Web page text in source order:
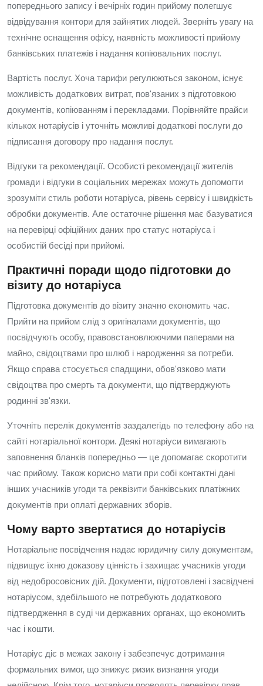
попереднього запису і вечірніх годин прийому полегшує
відвідування контори для зайнятих людей. Зверніть увагу на
технічне оснащення офісу, наявність можливості прийому
банківських платежів і надання копіювальних послуг.
Вартість послуг. Хоча тарифи регулюються законом, існує
можливість додаткових витрат, пов'язаних з підготовкою
документів, копіюванням і перекладами. Порівняйте прайси
кількох нотаріусів і уточніть можливі додаткові послуги до
підписання договору про надання послуг.
Відгуки та рекомендації. Особисті рекомендації жителів
громади і відгуки в соціальних мережах можуть допомогти
зрозуміти стиль роботи нотаріуса, рівень сервісу і швидкість
обробки документів. Але остаточне рішення має базуватися
на перевірці офіційних даних про статус нотаріуса і
особистій бесіді при прийомі.
Практичні поради щодо підготовки до
візиту до нотаріуса
Підготовка документів до візиту значно економить час.
Прийти на прийом слід з оригіналами документів, що
посвідчують особу, правовстановлюючими паперами на
майно, свідоцтвами про шлюб і народження за потреби.
Якщо справа стосується спадщини, обов'язково мати
свідоцтва про смерть та документи, що підтверджують
родинні зв'язки.
Уточніть перелік документів заздалегідь по телефону або на
сайті нотаріальної контори. Деякі нотаріуси вимагають
заповнення бланків попередньо — це допомагає скоротити
час прийому. Також корисно мати при собі контактні дані
інших учасників угоди та реквізити банківських платіжних
документів при оплаті державних зборів.
Чому варто звертатися до нотаріусів
Нотаріальне посвідчення надає юридичну силу документам,
підвищує їхню доказову цінність і захищає учасників угоди
від недобросовісних дій. Документи, підготовлені і засвідчені
нотаріусом, здебільшого не потребують додаткового
підтвердження в суді чи державних органах, що економить
час і кошти.
Нотаріус діє в межах закону і забезпечує дотримання
формальних вимог, що знижує ризик визнання угоди